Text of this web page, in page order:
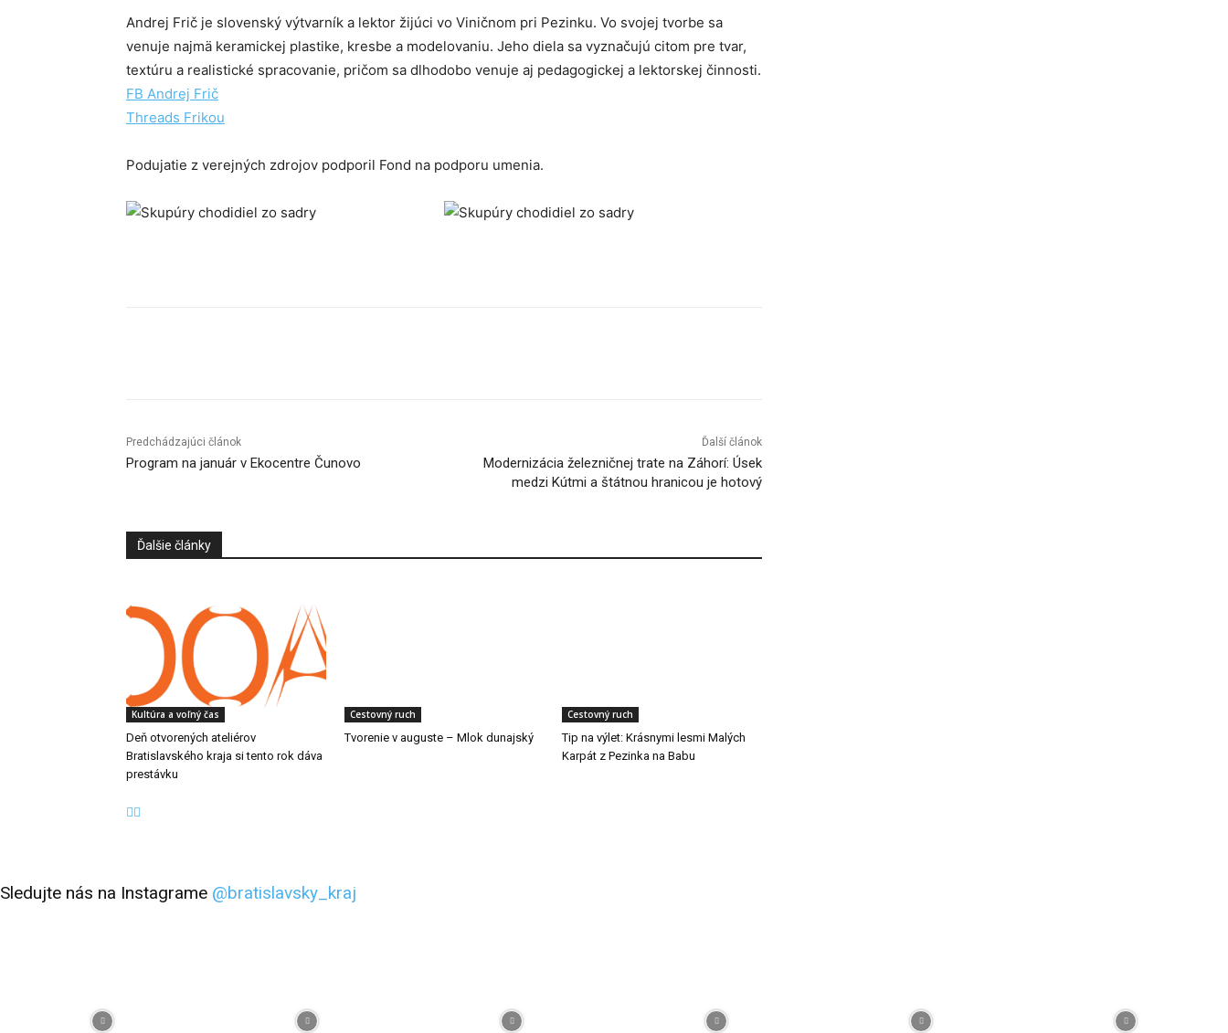
Andrej Frič je slovenský výtvarník a lektor žijúci vo Viničnom pri Pezinku. Vo svojej tvorbe sa
venuje najmä keramickej plastike, kresbe a modelovaniu. Jeho diela sa vyznačujú citom pre tvar,
textúru a realistické spracovanie, pričom sa dlhodobo venuje aj pedagogickej a lektorskej činnosti.
FB Andrej Frič
Threads Frikou
Podujatie z verejných zdrojov podporil Fond na podporu umenia.
Predchádzajúci článok
Program na január v Ekocentre Čunovo
Ďalší článok
Modernizácia železničnej trate na Záhorí: Úsek
medzi Kútmi a štátnou hranicou je hotový
Ďalšie články
Kultúra a voľný čas
Deň otvorených ateliérov
Bratislavského kraja si tento rok dáva
prestávku
Cestovný ruch
Tvorenie v auguste – Mlok dunajský
Cestovný ruch
Tip na výlet: Krásnymi lesmi Malých
Karpát z Pezinka na Babu
Sledujte nás na Instagrame @bratislavsky_kraj